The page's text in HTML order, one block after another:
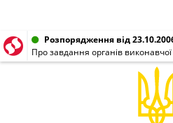
Розпорядження від